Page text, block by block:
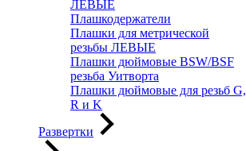
ЛЕВЫЕ
Плашкодержатели
Плашки для метрической
резьбы ЛЕВЫЕ
Плашки дюймовые BSW/BSF
резьба Уитворта
Плашки дюймовые для резьб G,
R и K
Развертки